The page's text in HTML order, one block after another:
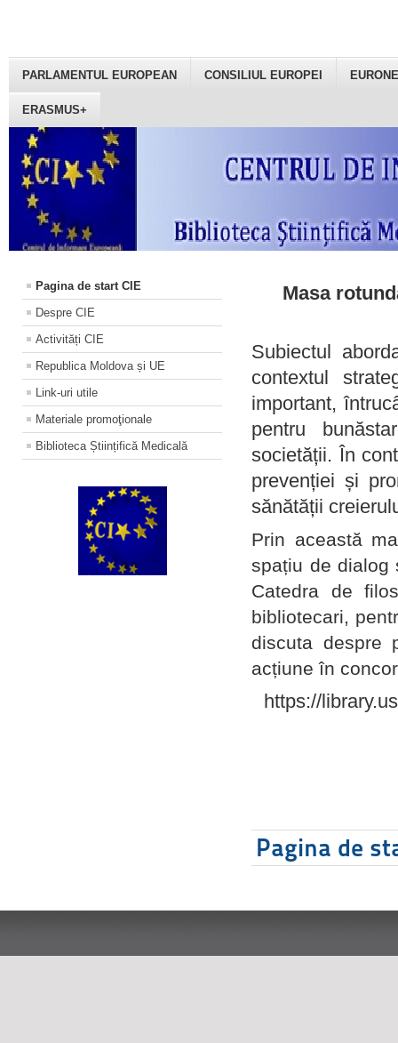
PARLAMENTUL EUROPEAN CONSILIUL EUROPEI
ERASMUS+
Pagina de start CIE
Despre CIE
Activități CIE
Republica Moldova și UE
Link-uri utile
Materiale promoţionale
Biblioteca Științifică Medicală
Masa
Subiectul
contextul
important,
pentru
societății. În
prevenției și
sănătății
Prin această
spațiu de dialog
Catedra de
bibliotecari,
discuta despre
acțiune în
https://
Pagina de